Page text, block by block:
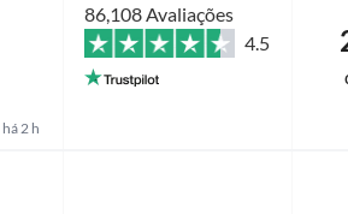
há 2 h
86,108 Avaliações
4.5